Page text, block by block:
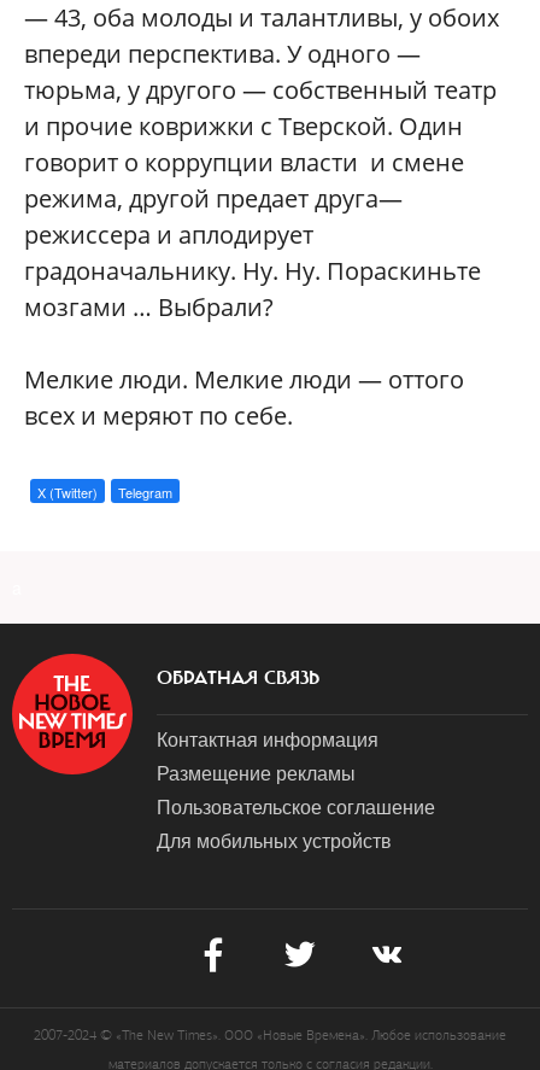
— 43, оба молоды и талантливы, у обоих
впереди перспектива. У одного —
тюрьма, у другого — собственный театр
и прочие коврижки с Тверской. Один
говорит о коррупции власти и смене
режима, другой предает друга—
режиссера и аплодирует
градоначальнику. Ну. Ну. Пораскиньте
мозгами … Выбрали?
Мелкие люди. Мелкие люди — оттого
всех и меряют по себе.
X (Twitter) Telegram
ОБРАТНАЯ СВЯЗЬ
Контактная информация
Размещение рекламы
Пользовательское соглашение
Для мобильных устройств
2007-2024 © «The New Times». ООО «Новые Времена». Любое использование
материалов допускается только с согласия редакции.